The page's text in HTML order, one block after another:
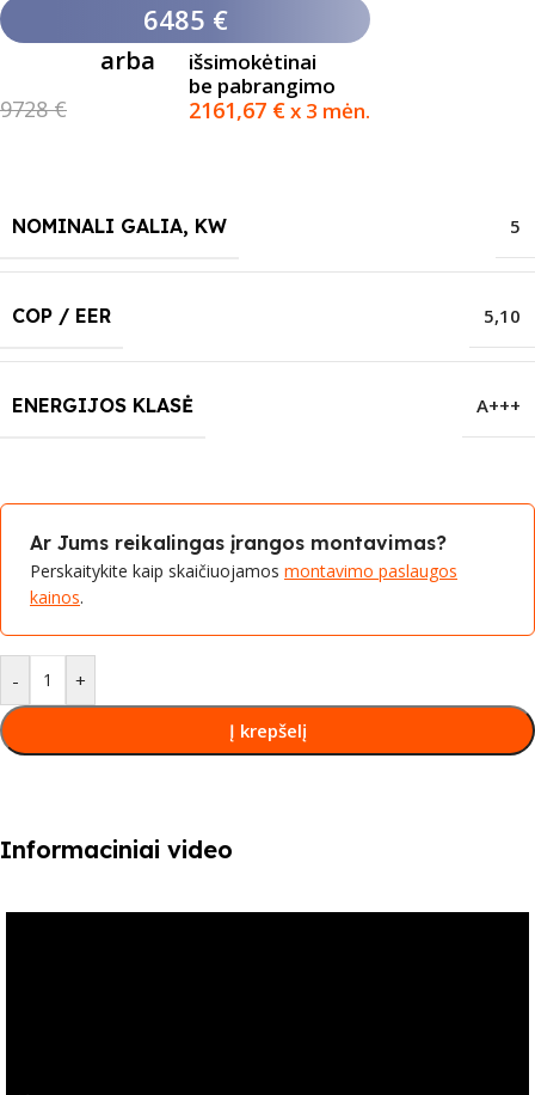
6485 €
9728 €
arba
išsimokėtinai
be pabrangimo
2161,67 €x 3 mėn.
NOMINALI GALIA, KW 5
COP / EER 5,10
ENERGIJOS KLASĖ A+++
Ar Jums reikalingas įrangos montavimas?
Perskaitykite kaip skaičiuojamos montavimo paslaugos
kainos.
- +
Į krepšelį
Informaciniai video